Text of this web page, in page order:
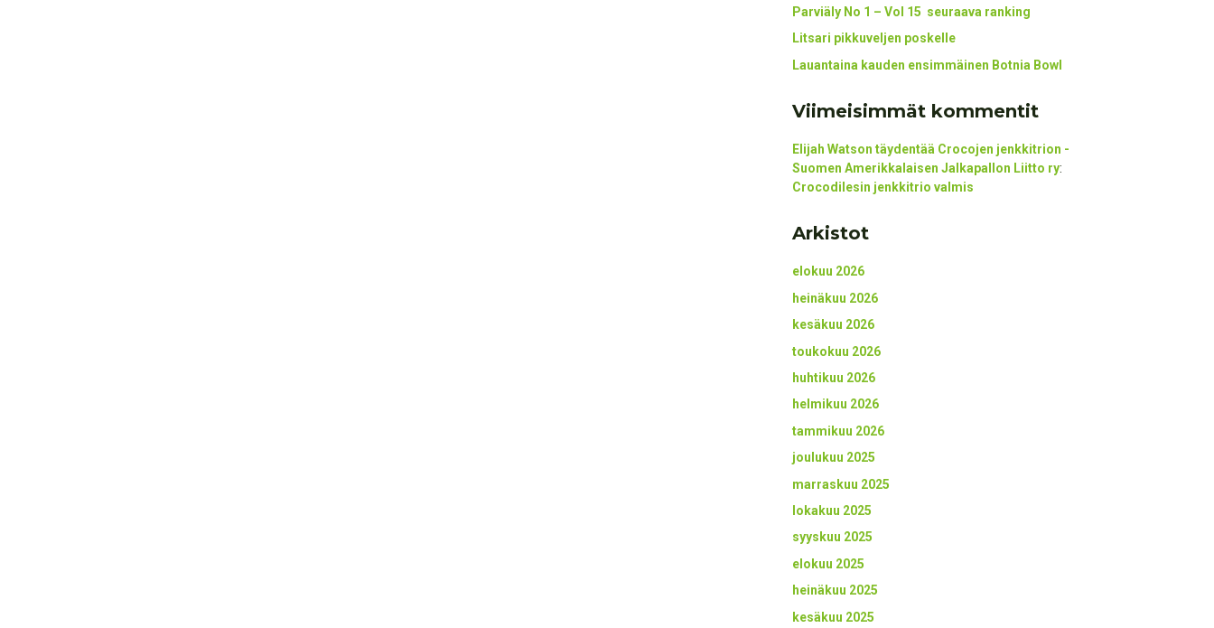
Parviäly No 1 – Vol 15 seuraava ranking
Litsari pikkuveljen poskelle
Lauantaina kauden ensimmäinen Botnia Bowl
Viimeisimmät kommentit
Elijah Watson täydentää Crocojen jenkkitrion -
Suomen Amerikkalaisen Jalkapallon Liitto ry:
Crocodilesin jenkkitrio valmis
Arkistot
elokuu 2026
heinäkuu 2026
kesäkuu 2026
toukokuu 2026
huhtikuu 2026
helmikuu 2026
tammikuu 2026
joulukuu 2025
marraskuu 2025
lokakuu 2025
syyskuu 2025
elokuu 2025
heinäkuu 2025
kesäkuu 2025